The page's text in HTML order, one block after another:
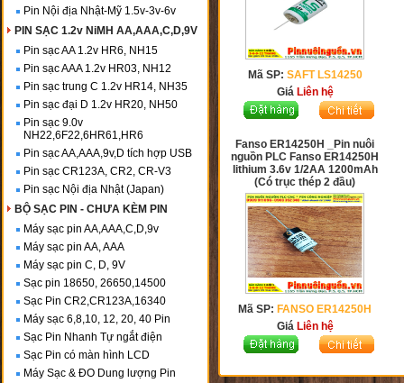
Pin Nội địa Nhật-Mỹ 1.5v-3v-6v
PIN SẠC 1.2v NiMH AA,AAA,C,D,9V
Pin sạc AA 1.2v HR6, NH15
Pin sạc AAA 1.2v HR03, NH12
Pin sạc trung C 1.2v HR14, NH35
Pin sạc đại D 1.2v HR20, NH50
Pin sạc 9.0v
NH22,6F22,6HR61,HR6
Pin sạc AA,AAA,9v,D tích hợp USB
Pin sạc CR123A, CR2, CR-V3
Pin sạc Nội địa Nhật (Japan)
BỘ SẠC PIN - CHƯA KÈM PIN
Máy sạc pin AA,AAA,C,D,9v
Máy sạc pin AA, AAA
Máy sạc pin C, D, 9V
Sạc pin 18650, 26650,14500
Sạc Pin CR2,CR123A,16340
Máy sạc 6,8,10, 12, 20, 40 Pin
Sạc Pin Nhanh Tự ngắt điện
Sạc Pin có màn hình LCD
Máy Sạc & ĐO Dung lượng Pin
Mã SP: SAFT LS14250
Giá Liên hệ
Fanso ER14250H _Pin nuôi
nguồn PLC Fanso ER14250H
lithium 3.6v 1/2AA 1200mAh
(Có trục thép 2 đầu)
Mã SP: FANSO ER14250H
Giá Liên hệ